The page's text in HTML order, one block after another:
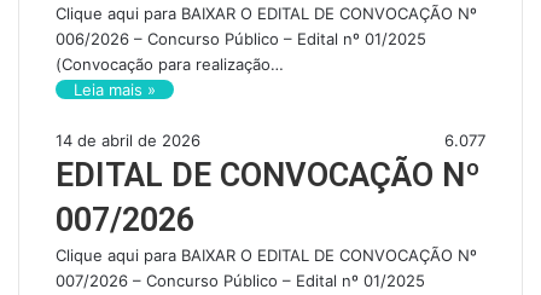
Clique aqui para BAIXAR O EDITAL DE CONVOCAÇÃO Nº
006/2026 – Concurso Público – Edital nº 01/2025
(Convocação para realização…
Leia mais »
14 de abril de 2026 6.077
EDITAL DE CONVOCAÇÃO Nº
007/2026
Clique aqui para BAIXAR O EDITAL DE CONVOCAÇÃO Nº
007/2026 – Concurso Público – Edital nº 01/2025